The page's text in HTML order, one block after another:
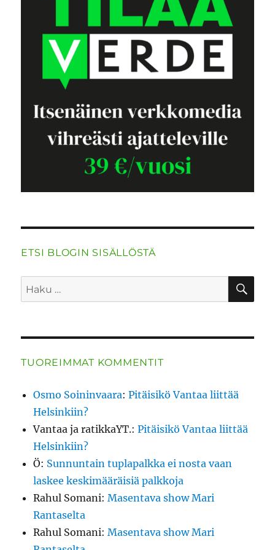
ETSI BLOGIN SISÄLLÖSTÄ
Etsi:
TUOREIMMAT KOMMENTIT
Osmo Soininvaara:Pitäisikö Vantaa liittää
Helsinkiin?
Vantaa ja ratikkaYT.:Pitäisikö Vantaa liittää
Helsinkiin?
Ö: Sunnuntain tuplapalkka ei nosta vaan
laskee keskimääräisiä palkkoja
Rahul Somani:Masentava show Mari
Rantaselta
Rahul Somani:Masentava show Mari